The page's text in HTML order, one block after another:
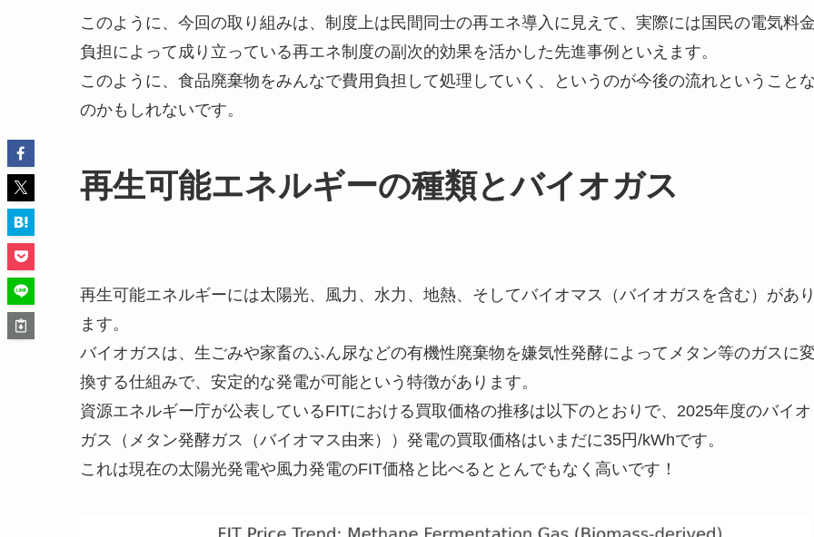
このように、今回の取り組みは、制度上は民間同士の再エネ導入に見えて、実際には国民の電気料
負担によって成り立っている再エネ制度の副次的効果を活かした先進事例といえます。
このように、食品廃棄物をみんなで費用負担して処理していく、というのが今後の流れということ
のかもしれないです。
再生可能エネルギーの種類とバイオガス
再生可能エネルギーには太陽光、風力、水力、地熱、そしてバイオマス（バイオガスを含む）があ
ます。
バイオガスは、生ごみや家畜のふん尿などの有機性廃棄物を嫌気性発酵によってメタン等のガスに
換する仕組みで、安定的な発電が可能という特徴があります。
資源エネルギー庁が公表しているFITにおける買取価格の推移は以下のとおりで、2025年度のバイオ
ガス（メタン発酵ガス（バイオマス由来））発電の買取価格はいまだに35円/kWhです。
これは現在の太陽光発電や風力発電のFIT価格と比べるととんでもなく高いです！